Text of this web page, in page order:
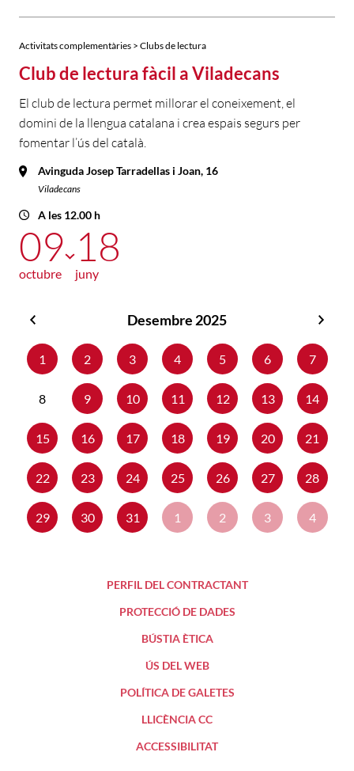
Activitats complementàries > Clubs de lectura
Club de lectura fàcil a Viladecans
El club de lectura permet millorar el coneixement, el
domini de la llengua catalana i crea espais segurs per
fomentar l’ús del català.
Avinguda Josep Tarradellas i Joan, 16
Viladecans
A les 12.00 h
09
octubre
18
juny
2025
Desembre 2025
1
2 3 4 5 6 7
8 9 10 11 12 13 14
15 16 17 18 19 20 21
22 23 24 25 26 27 28
29 30 31 1 2 3 4
PERFIL DEL CONTRACTANT
PROTECCIÓ DE DADES
BÚSTIA ÈTICA
ÚS DEL WEB
POLÍTICA DE GALETES
LLICÈNCIA CC
ACCESSIBILITAT